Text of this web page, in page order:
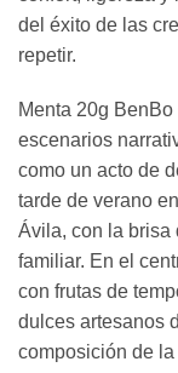
del éxito de las
repetir.
Menta 20g
escenarios
como un acto de
tarde de verano
Ávila, con la brisa
familiar. En el
con frutas de
dulces artesanos
composición de la